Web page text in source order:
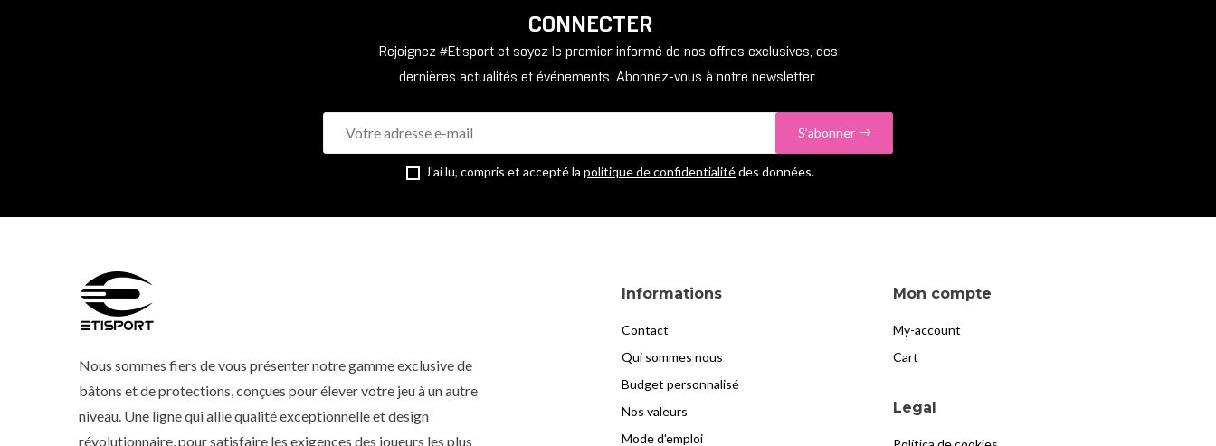
CONNECTER
Rejoignez #Etisport et soyez le premier informé de nos offres exclusives, des
dernières actualités et événements. Abonnez-vous à notre newsletter.
S’abonner
J'ai lu, compris et accepté la politique de confidentialitédes données.
Nous sommes fiers de vous présenter notre gamme exclusive de
bâtons et de protections, conçues pour élever votre jeu à un autre
niveau. Une ligne qui allie qualité exceptionnelle et design
révolutionnaire, pour satisfaire les exigences des joueurs les plus
Informations
Contact
Qui sommes nous
Budget personnalisé
Nos valeurs
Mode d'emploi
Mon compte
My-account
Cart
Legal